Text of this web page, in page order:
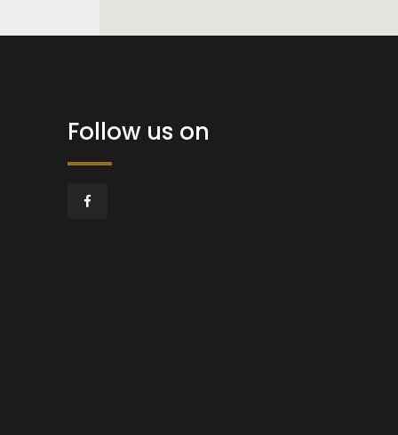
Follow us on